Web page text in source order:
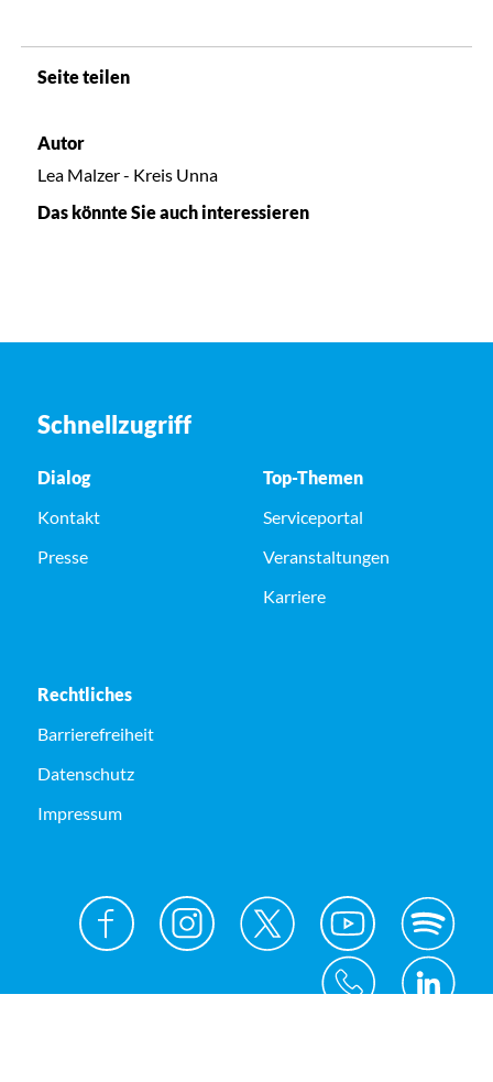
Seite teilen
Autor
Lea Malzer - Kreis Unna
Das könnte Sie auch interessieren
Schnellzugriff
Dialog
Kontakt
Presse
Top-Themen
Serviceportal
Veranstaltungen
Karriere
Rechtliches
Barrierefreiheit
Datenschutz
Impressum